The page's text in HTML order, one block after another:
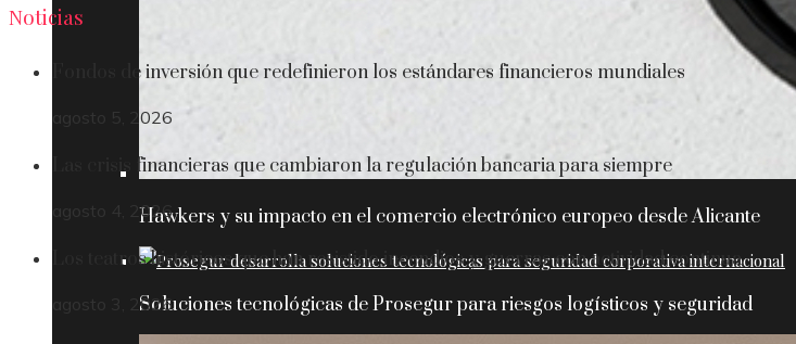
Hawkers y su impacto en el comercio electrónico europeo desde Alicante
Soluciones tecnológicas de Prosegur para riesgos logísticos y seguridad
Noticias
Fondos de inversión que redefinieron los estándares financieros mundiales
agosto 5, 2026
Las crisis financieras que cambiaron la regulación bancaria para siempre
agosto 4, 2026
Los teatros históricos que han resistido incendios y guerras con actividad continua
agosto 3, 2026